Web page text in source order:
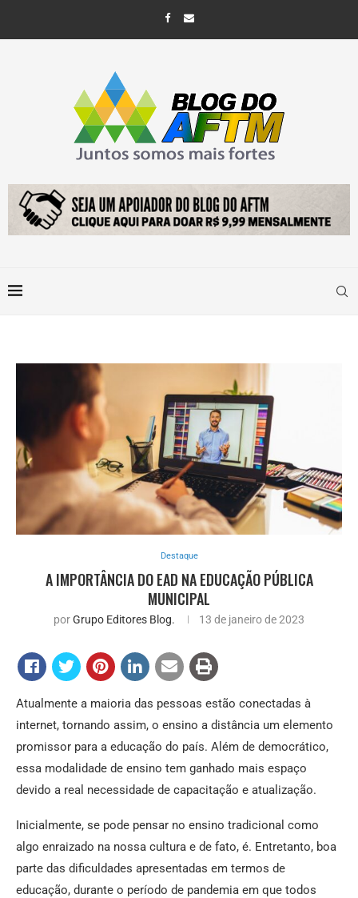
Destaque
A IMPORTÂNCIA DO EAD NA EDUCAÇÃO PÚBLICA
MUNICIPAL
porGrupo Editores Blog. 13 de janeiro de 2023
Atualmente a maioria das pessoas estão conectadas à
internet, tornando assim, o ensino a distância um elemento
promissor para a educação do país. Além de democrático,
essa modalidade de ensino tem ganhado mais espaço
devido a real necessidade de capacitação e atualização.
Inicialmente, se pode pensar no ensino tradicional como
algo enraizado na nossa cultura e de fato, é. Entretanto, boa
parte das dificuldades apresentadas em termos de
educação, durante o período de pandemia em que todos